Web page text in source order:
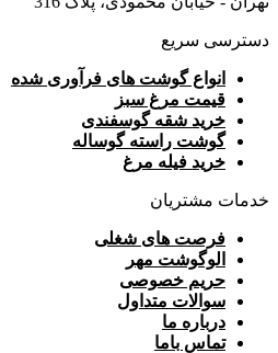
دسترسی سریع
انواع گوشت های فرآوری شده
قیمت مرغ سبز
خرید شقه گوسفندی
گوشت راسته گوساله
خرید فیله مرغ
خدمات مشتریان
فرصت های شغلی
الوگوشت مهر
حریم خصوصی
سوالات متداول
درباره ما
تماس باما